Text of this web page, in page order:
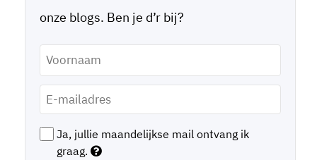
onze blogs. Ben je d’r bij?
Voornaam *
mailadres *
Ja, jullie maandelijkse mail ontvang ik
graag.